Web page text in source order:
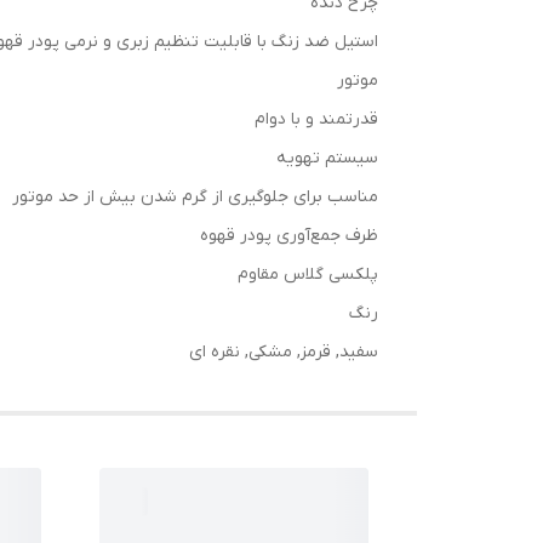
استیل ضد زنگ با قابلیت تنظیم زبری و نرمی پودر
موتور
قدرتمند و با دوام
سیستم تهویه
مناسب برای جلوگیری از گرم شدن بیش از حد موتور
ظرف جمع‌آوری پودر قهوه
پلکسی گلاس مقاوم
رنگ
سفید, قرمز, مشکی, نقره ای